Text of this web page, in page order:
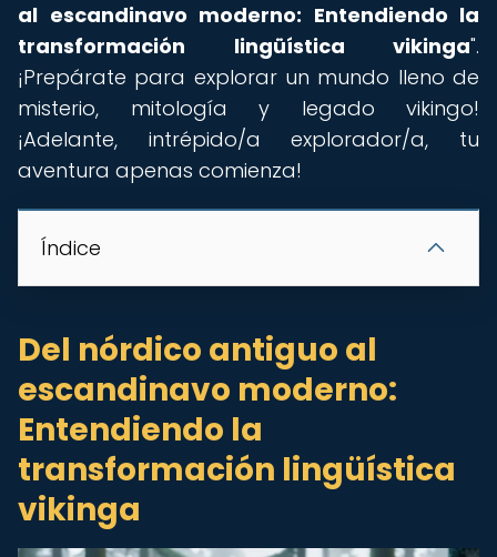
al escandinavo moderno: Entendiendo la
transformación lingüística vikinga".
¡Prepárate para explorar un mundo lleno de
misterio, mitología y legado vikingo!
¡Adelante, intrépido/a explorador/a, tu
aventura apenas comienza!
Índice
Del nórdico antiguo al
escandinavo moderno:
Entendiendo la
transformación lingüística
vikinga